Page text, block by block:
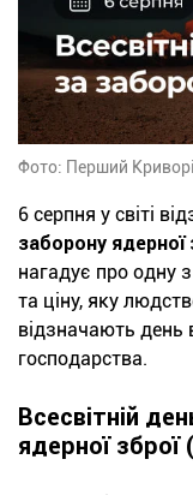
Фото: Перший
6 серпня у світі
заборону ядерної
нагадує про одну з
та ціну, яку
відзначають день
господарства.
Всесвітній
ядерної зброї